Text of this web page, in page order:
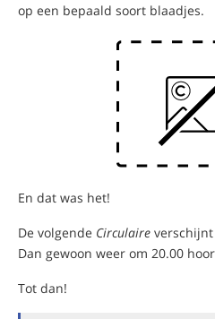
op een bepaald soort blaadjes.
En dat was het!
De volgende Circulaire verschijnt
Dan gewoon weer om 20.00
Tot dan!